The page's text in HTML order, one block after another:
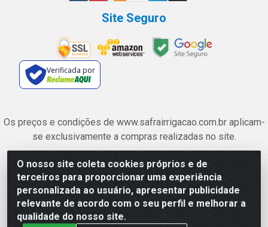
O nosso site coleta cookies próprios e de
terceiros para proporcionar uma experiência
personalizada ao usuário, apresentar publicidade
relevante de acordo com o seu perfil e melhorar a
qualidade do nosso site.
Site Seguro
Verificada por
Os preços e condições de www.safrairrigacao.com.br aplicam-
se exclusivamente a compras realizadas no site.
Safra Agrícola e Pecuária LTDA - Avenida Castelo Branco, 5330 -
Esplanada dos Anicuns, Goiânia/GO - CEP 74.433-205 - CNPJ
06.315.490/0001-00